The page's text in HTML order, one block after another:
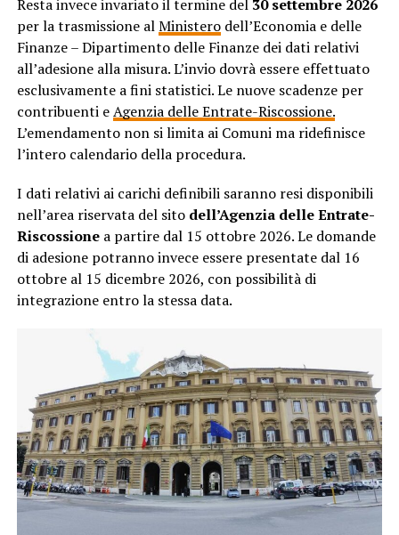
Resta invece invariato il termine del 30 settembre 2026
per la trasmissione alMinisterodell’Economia e delle
Finanze – Dipartimento delle Finanze dei dati relativi
all’adesione alla misura. L’invio dovrà essere effettuato
esclusivamente a fini statistici. Le nuove scadenze per
contribuenti eAgenzia delle Entrate-Riscossione.
L’emendamento non si limita ai Comuni ma ridefinisce
l’intero calendario della procedura.
I dati relativi ai carichi definibili saranno resi disponibili
nell’area riservata del sito dell’Agenzia delle Entrate-
Riscossionea partire dal 15 ottobre 2026. Le domande
di adesione potranno invece essere presentate dal 16
ottobre al 15 dicembre 2026, con possibilità di
integrazione entro la stessa data.